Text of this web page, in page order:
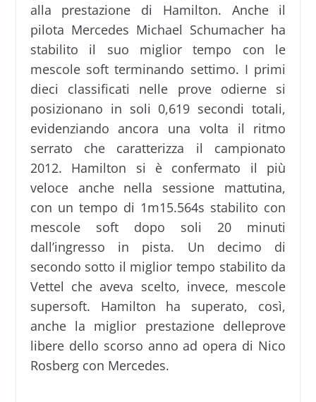
alla prestazione di Hamilton. Anche il
pilota Mercedes Michael Schumacher ha
stabilito il suo miglior tempo con le
mescole soft terminando settimo. I primi
dieci classificati nelle prove odierne si
posizionano in soli 0,619 secondi totali,
evidenziando ancora una volta il ritmo
serrato che caratterizza il campionato
2012. Hamilton si è confermato il più
veloce anche nella sessione mattutina,
con un tempo di 1m15.564s stabilito con
mescole soft dopo soli 20 minuti
dall’ingresso in pista. Un decimo di
secondo sotto il miglior tempo stabilito da
Vettel che aveva scelto, invece, mescole
supersoft. Hamilton ha superato, così,
anche la miglior prestazione delleprove
libere dello scorso anno ad opera di Nico
Rosberg con Mercedes.